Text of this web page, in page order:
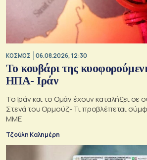
ΚΟΣΜΟΣ 06.08.2026, 12:30
Το κουβάρι της
ΗΠΑ- Ιράν
Το Ιράν και το Ομάν έχουν καταλήξει σε
Στενά του Ορμούζ- Τι προβλέπεται σύμφωνα με τα Διεθνή
ΜΜΕ
Τζούλη Καλημέρη